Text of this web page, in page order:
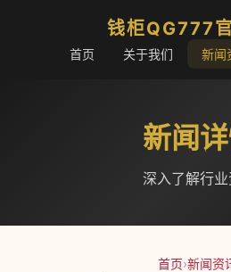
钱柜QG777
首页 关于我们 新闻
新闻
深入了解行
首页›新闻资